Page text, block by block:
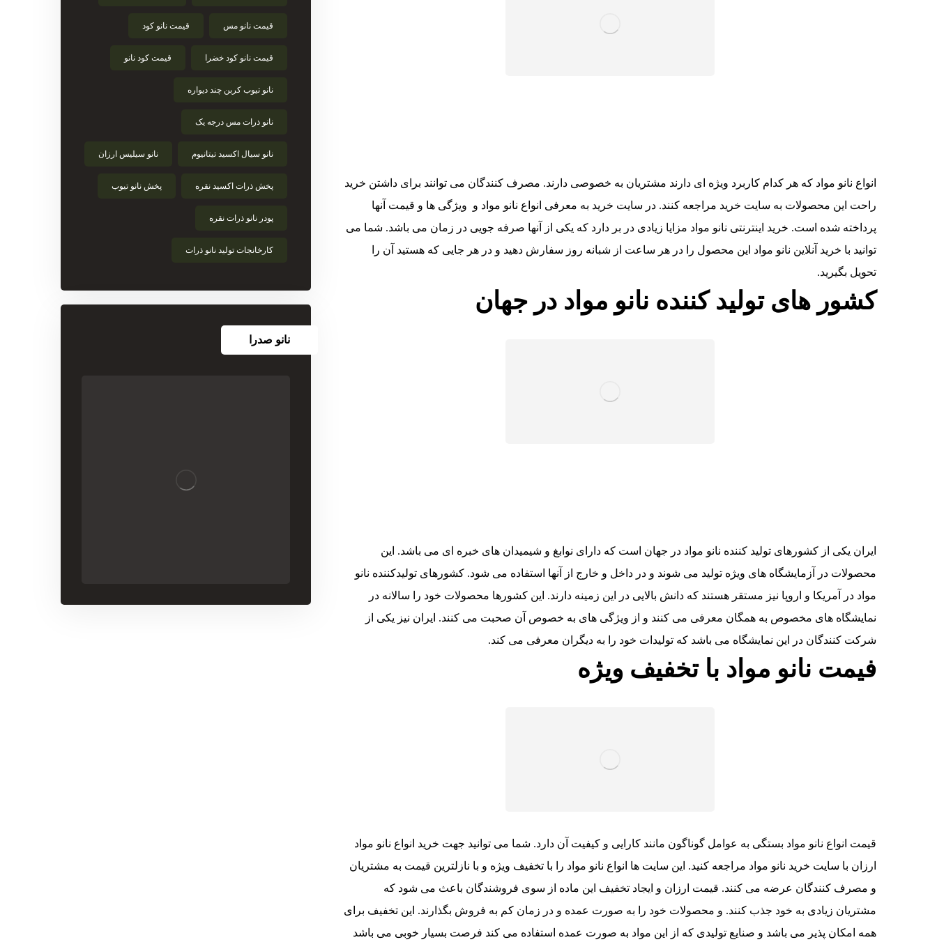
انواع نانو مواد که هر کدام کاربرد ویژه ای دارند مشتریان به خصوصی دارند. مصرف کنندگان می توانند برای داشتن خرید
راحت این محصولات به سایت خرید مراجعه کنند. در سایت خرید به معرفی انواع نانو مواد و ويژگی ها و قیمت آنها
پرداخته شده است. خرید اینترنتی نانو مواد مزایا زیادی در بر دارد که یکی از آنها صرفه جویی در زمان می باشد. شما می
توانید با خرید آنلاین نانو مواد این محصول را در هر ساعت از شبانه روز سفارش دهید و در هر جایی که هستید آن را
تحویل بگیرید.
کشور های تولید کننده نانو مواد در جهان
ایران یکی از کشورهای تولید کننده نانو مواد در جهان است که دارای نوابغ و شیمیدان های خبره ای می باشد. این
محصولات در آزمایشگاه های ویژه تولید می شوند و در داخل و خارج از آنها استفاده می شود. کشورهای تولیدکننده نانو
مواد در آمریکا و اروپا نیز مستقر هستند که دانش بالایی در این زمینه دارند. این کشورها محصولات خود را سالانه در
نمایشگاه های مخصوص به همگان معرفی می کنند و از ویژگی های به خصوص آن صحبت می کنند. ایران نیز یکی از
شرکت کنندگان در این نمایشگاه می باشد که تولیدات خود را به دیگران معرفی می کند.
فیمت نانو مواد با تخفیف ویژه
قیمت انواع نانو مواد بستگی به عوامل گوناگون مانند کارایی و کیفیت آن دارد. شما می توانید جهت خرید انواع نانو مواد
ارزان با سایت خرید نانو مواد مراجعه کنید. این سایت ها انواع نانو مواد را با تخفیف ویژه و با نازلترین قیمت به مشتریان
و مصرف کنندگان عرضه می کنند. قیمت ارزان و ایجاد تخفیف این ماده از سوی فروشندگان باعث می شود که
مشتریان زیادی به خود جذب کنند. و محصولات خود را به صورت عمده و در زمان کم به فروش بگذارند. این تخفیف برای
همه امکان پذیر می باشد و صنایع تولیدی که از این مواد به صورت عمده استفاده می کند فرصت بسیار خوبی می باشد
قیمت نانو مس قیمت نانو کود
قیمت نانو کود خضرا قیمت کود نانو
نانو تیوب کربن چند دیواره
نانو ذرات مس درجه یک
نانو سیال اکسید تیتانیوم نانو سیلیس ارزان
پخش ذرات اکسید نقره پخش نانو تیوب
پودر نانو ذرات نقره
کارخانجات تولید نانو ذرات
نانو صدرا